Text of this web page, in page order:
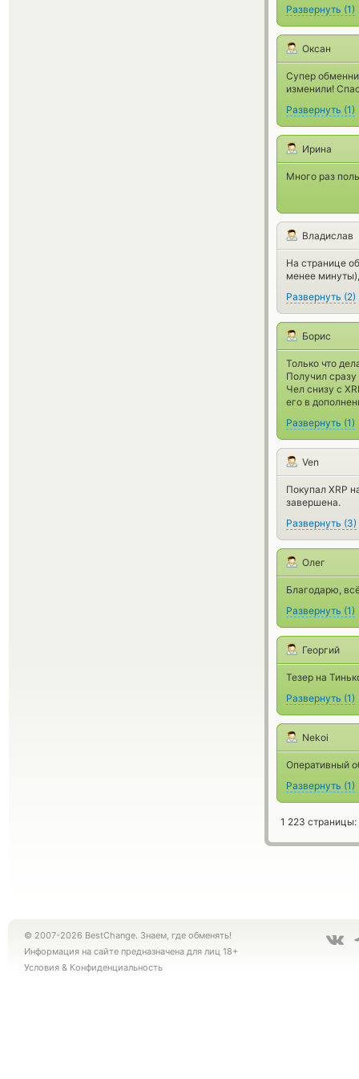
Развернуть (1)
Оксан
Супер
изменили!
Развернуть (1)
Ирина
Много раз
Владислав
На странице
менее
Развернуть (2)
Борис
Только что
Получил
Чел снизу с
его в
Развернуть (1)
Ven
Покупал XRP
завершена.
Развернуть (3)
Олег
Благодарю,
Развернуть (1)
Георгий
Тезер на
Развернуть (1)
Nekoi
Оперативный
Развернуть (1)
1 223 страницы:
© 2007-2026 BestChange. Знаем, где обменять!
Информация на сайте предназначена для лиц 18+
Условия & Конфиденциальность